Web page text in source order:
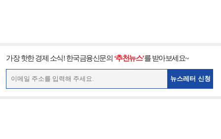
가장 핫한 경제 소식! 한국금융신문의 ‘추천뉴스’를 받아보세요~
뉴스레터 신청